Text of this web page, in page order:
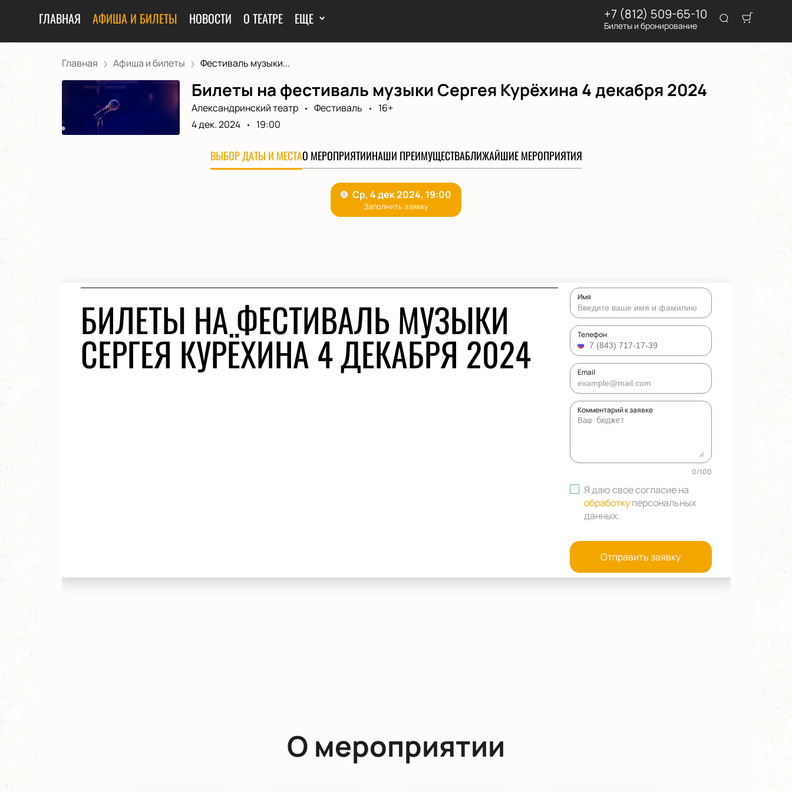
ГЛАВНАЯ АФИША И БИЛЕТЫ НОВОСТИ О ТЕАТРЕ ЕЩЕ +7 (812) 509-65-10
Билеты и бронирование
Главная Афиша и билеты Фестиваль музыки...
Билеты на фестиваль музыки Сергея Курёхина 4 декабря 2024
Александринский театр Фестиваль
16+
4 дек. 2024
19:00
ВЫБОР ДАТЫ И МЕСТАО МЕРОПРИЯТИИНАШИ ПРЕИМУЩЕСТВАБЛИЖАЙШИЕ МЕРОПРИЯТИЯ
БИЛЕТЫ НА ФЕСТИВАЛЬ МУЗЫКИ
СЕРГЕЯ КУРЁХИНА 4 ДЕКАБРЯ 2024
Имя
Телефон
Email
Комментарий к заявке
0/100
Я даю свое согласие на
обработкуперсональных
данных.
Отправить заявку
О мероприятии